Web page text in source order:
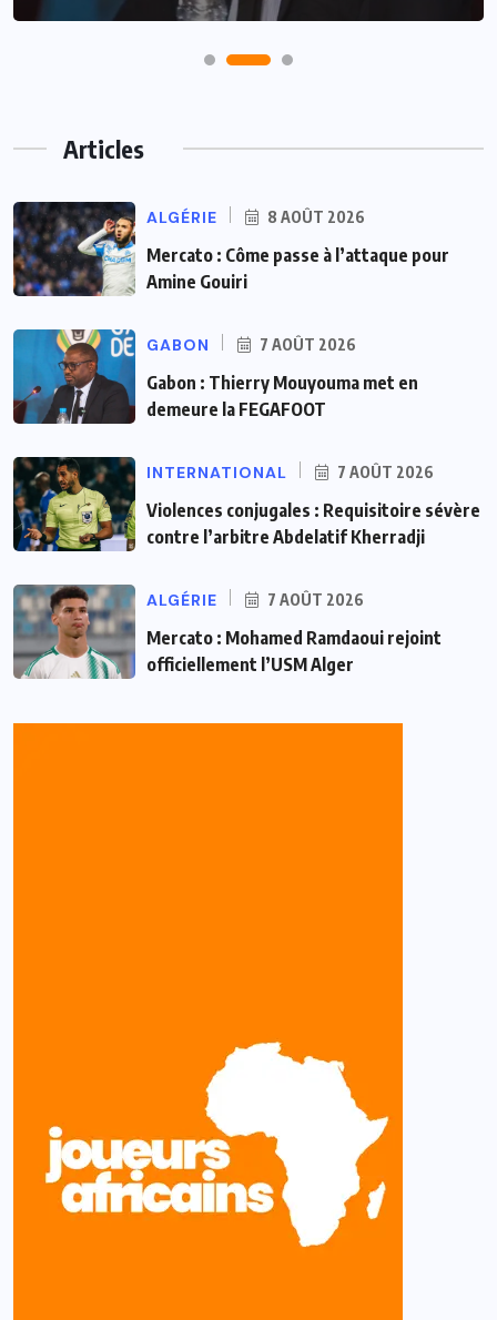
Articles
ALGÉRIE 8 AOÛT 2026
Mercato : Côme passe à l’attaque pour
Amine Gouiri
GABON 7 AOÛT 2026
Gabon : Thierry Mouyouma met en
demeure la FEGAFOOT
INTERNATIONAL 7 AOÛT 2026
Violences conjugales : Requisitoire sévère
contre l’arbitre Abdelatif Kherradji
ALGÉRIE 7 AOÛT 2026
Mercato : Mohamed Ramdaoui rejoint
officiellement l’USM Alger